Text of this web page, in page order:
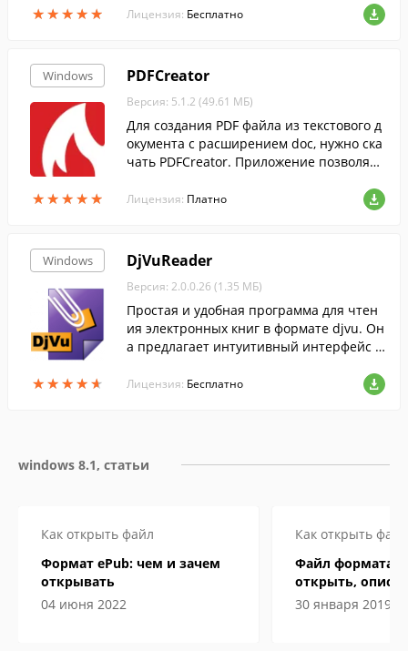
★★★★★
★★★★★ Лицензия: Бесплатно
Windows
★★★★★
★★★★★
PDFCreator
Версия: 5.1.2 (49.61 МБ)
Для создания PDF файла из текстового д
окумента с расширением doc, нужно ска
чать PDFCreator. Приложение позволяет
орде или Блокноте без конвертеров.
Лицензия: Платно
Windows
★★★★★
★★★★★
DjVuReader
Версия: 2.0.0.26 (1.35 МБ)
Простая и удобная программа для чтен
ия электронных книг в формате djvu. Он
а предлагает интуитивный интерфейс с
ражения страниц....
Лицензия: Бесплатно
windows 8.1, статьи
Как открыть файл
Формат ePub: чем и зачем
открывать
04 июня 2022
Как открыть файл
Файл формата
открыть,
особенности
30 января 2019